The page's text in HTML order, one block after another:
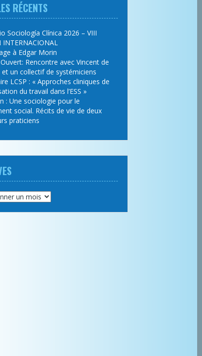
RÉCENTS
Sociología Clínica 2026 – VIII
INTERNACIONAL
à Edgar Morin
Rencontre avec Vincent de
et un collectif de systémiciens
LCSP : « Approches cliniques de
du travail dans l’ESS »
: Une sociologie pour le
social. Récits de vie de deux
praticiens